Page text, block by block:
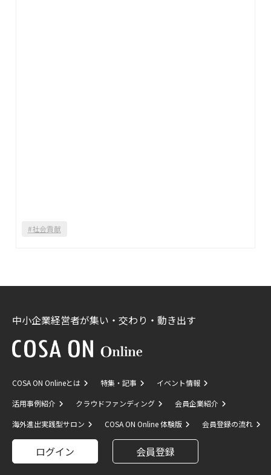
#社会貢献
中小企業経営者が集い・交わり・動き出す
COSA ON Onlineとは 特集・記事
イベント情報
活用事例紹介
クラウドファンディング
会員企業紹介
海外進出実践型サロン
COSA ON Online 体験版 会員登録の流れ
ログイン 会員登録